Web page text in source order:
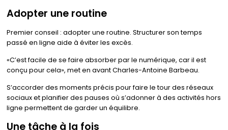
Adopter une routine
Premier conseil : adopter une routine. Structurer son temps
passé en ligne aide à éviter les excès.
C’est facile de se faire absorber par le numérique, car il est
conçu pour cela , met en avant Charles-Antoine Barbeau.
S’accorder des moments précis pour faire le tour des réseaux
sociaux et planifier des pauses où s’adonner à des activités hors
ligne permettent de garder un équilibre.
Une tâche à la fois